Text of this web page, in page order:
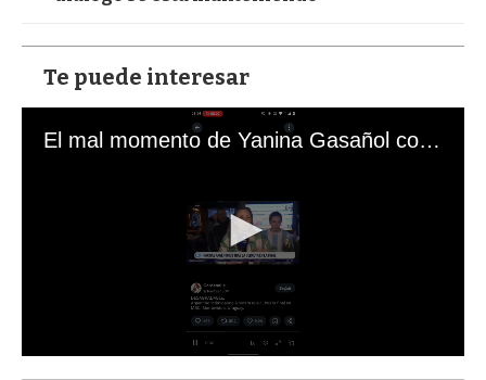
Te puede interesar
El mal momento de Yanina Gasañol con un hincha argentino en "Subrayado"